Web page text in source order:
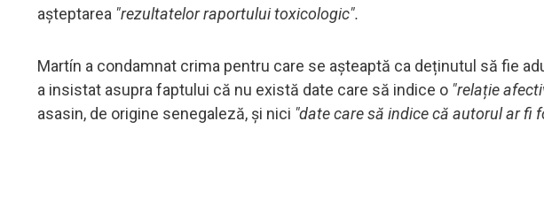
așteptarea "rezultatelor raportului toxicologic".
Martín a condamnat crima pentru care se așteaptă ca deținutul să fie
a insistat asupra faptului că nu există date care să indice o "relație
asasin, de origine senegaleză, și nici "date care să indice că autorul ar fi